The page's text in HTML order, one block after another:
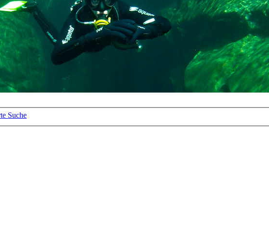
nur aufgrund deralten Galerie
Suche